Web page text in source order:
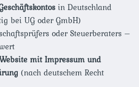
in Deutschland
bei UG oder GmbH)
oder Steuerberaters –
mit Impressum und
(nach deutschem Recht